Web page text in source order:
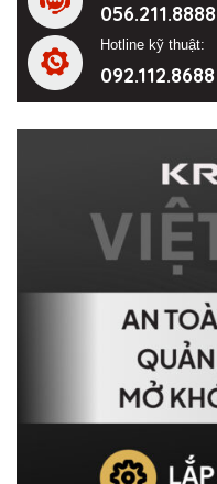
056.211.8888
Hotline kỹ thuật:
092.112.8688